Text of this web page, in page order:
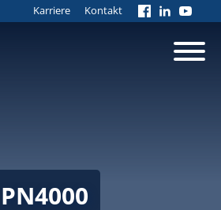
Karriere Kontakt